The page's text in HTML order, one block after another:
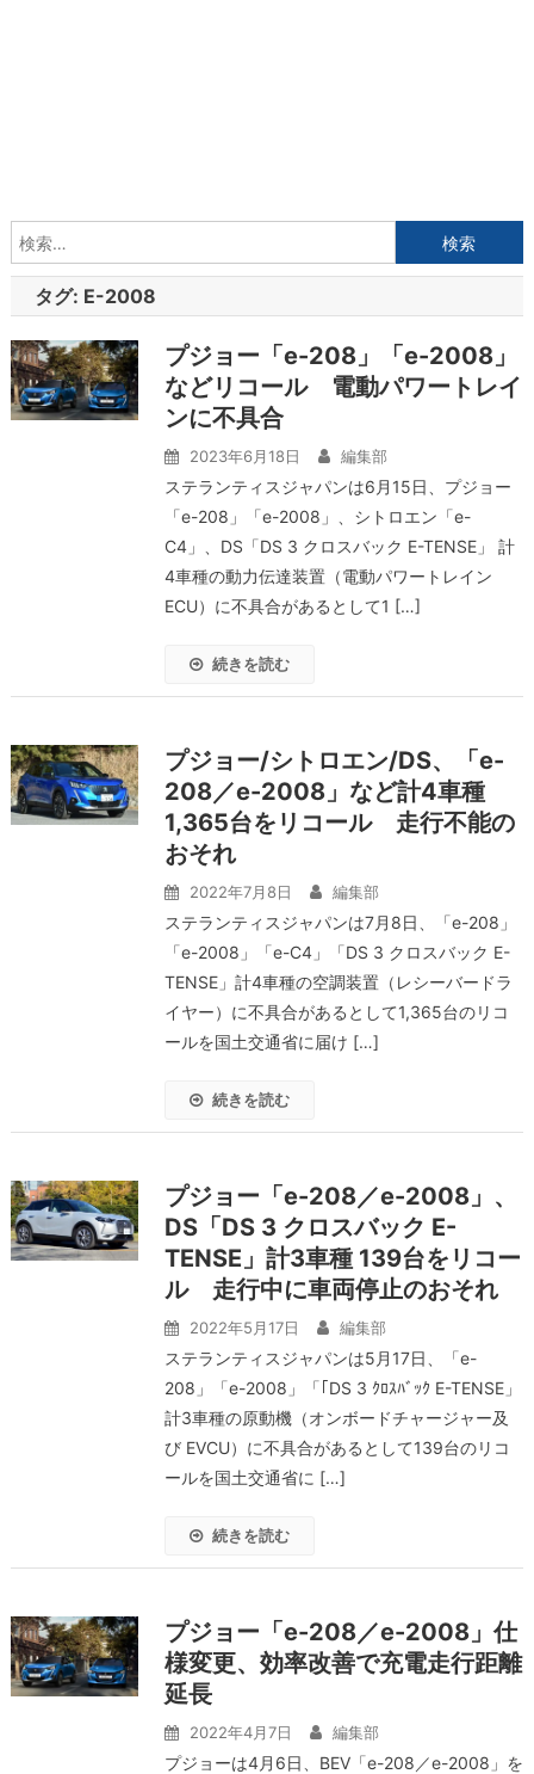
索:
タグ: E-2008
プジョー「e-208」「e-2008」
などリコール 電動パワートレイ
ンに不具合
2023年6月18日 編集部
ステランティスジャパンは6月15日、プジョー
「e-208」「e-2008」、シトロエン「e-
C4」、DS「DS 3 クロスバック E-TENSE」 計
4車種の動力伝達装置（電動パワートレイン
ECU）に不具合があるとして1 […]
続きを読む
プジョー/シトロエン/DS、「e-
208／e-2008」など計4車種
1,365台をリコール 走行不能の
おそれ
2022年7月8日 編集部
ステランティスジャパンは7月8日、「e-208」
「e-2008」「e-C4」「DS 3 クロスバック E-
TENSE」計4車種の空調装置（レシーバードラ
イヤー）に不具合があるとして1,365台のリコ
ールを国土交通省に届け […]
続きを読む
プジョー「e-208／e-2008」、
DS「DS 3 クロスバック E-
TENSE」計3車種 139台をリコー
ル 走行中に車両停止のおそれ
2022年5月17日 編集部
ステランティスジャパンは5月17日、「e-
208」「e-2008」「｢DS 3 ｸﾛｽﾊﾞｯｸ E-TENSE」
計3車種の原動機（オンボードチャージャー及
び EVCU）に不具合があるとして139台のリコ
ールを国土交通省に […]
続きを読む
プジョー「e-208／e-2008」仕
様変更、効率改善で充電走行距離
延長
2022年4月7日 編集部
プジョーは4月6日、BEV「e-208／e-2008」を